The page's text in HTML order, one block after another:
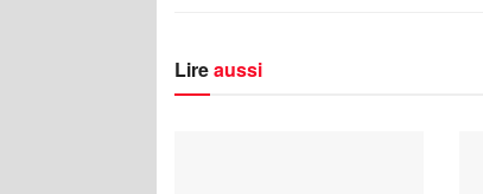
Lireaussi